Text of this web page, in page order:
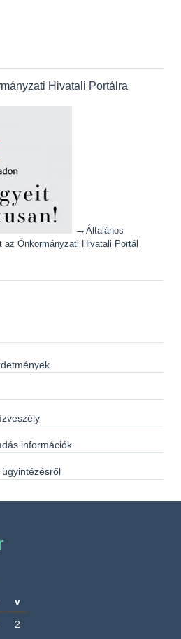
Hivatali Portálra
→ Általános
Önkormányzati Hivatali Portál
információk
v
2